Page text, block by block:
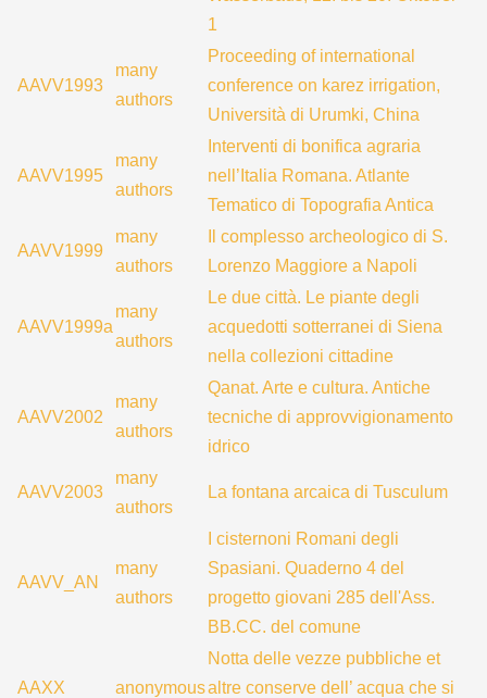
1
AAVV1993
many
authors
Proceeding of international
conference on karez irrigation,
Università di Urumki, China
AAVV1995
many
authors
Interventi di bonifica agraria
nell’Italia Romana. Atlante
Tematico di Topografia Antica
AAVV1999
many
authors
Il complesso archeologico di S.
Lorenzo Maggiore a Napoli
AAVV1999a
many
authors
Le due città. Le piante degli
acquedotti sotterranei di Siena
nella collezioni cittadine
AAVV2002
many
authors
Qanat. Arte e cultura. Antiche
tecniche di approvvigionamento
idrico
AAVV2003
many
authors
La fontana arcaica di Tusculum
AAVV_AN
many
authors
I cisternoni Romani degli
Spasiani. Quaderno 4 del
progetto giovani 285 dell'Ass.
BB.CC. del comune
AAXX anonymous
Notta delle vezze pubbliche et
altre conserve dell’ acqua che si